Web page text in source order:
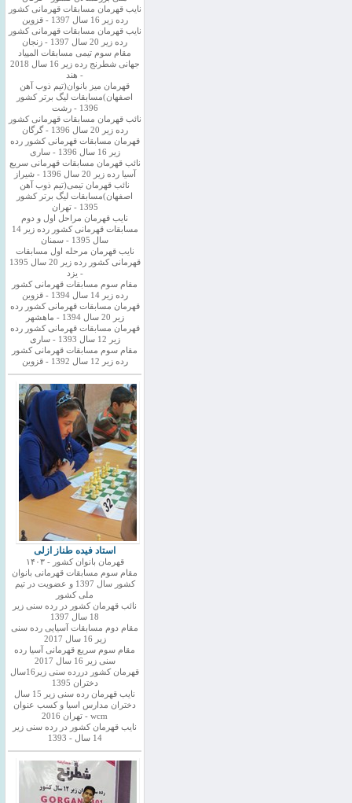
نایب قهرمان مسابقات قهرمانی کشور
رده زیر 16 سال 1397 - قزوین
نایب قهرمان مسابقات قهرمانی کشور
رده زیر 20 سال 1397 - زنجان
مقام سوم تیمی مسابقات المپیاد
جهانی شطرنج رده زیر 16 سال 2018
- هند
قهرمان میز بانوان(تیم ذوب آهن
اصفهان)مسابقات لیگ برتر کشور
1396 - رشت
نائب قهرمان مسابقات قهرمانی کشور
رده زیر 20 سال 1396 - گرگان
قهرمان مسابقات قهرمانی کشور رده
زیر 16 سال 1396 - ساری
نائب قهرمان مسابقات قهرمانی سریع
آسیا رده زیر 20 سال 1396 - شیراز
نائب قهرمان تیمی(تیم ذوب آهن
اصفهان)مسابقات لیگ برتر کشور
1395 - تهران
نایب قهرمان مراحل اول و دوم
مسابقات قهرمانی کشور رده زیر 14
سال 1395 - سمنان
نایب قهرمان مرحله اول مسابقات
قهرمانی کشور رده زیر 20 سال 1395
- یزد
مقام سوم مسابقات قهرمانی کشور
رده زیر 14 سال 1394 - قزوین
قهرمان مسابقات قهرمانی کشور رده
زیر 20 سال 1394 - ماهشهر
قهرمان مسابقات قهرمانی کشور رده
زیر 12 سال 1393 - ساری
مقام سوم مسابقات قهرمانی کشور
رده زیر 12 سال 1392 - قزوین
استاد فیده طناز ازلی
قهرمان بانوان کشور - ۱۴۰۳
مقام سوم مسابقات قهرمانی بانوان
کشور سال 1397 و عضویت در تیم
ملی کشور
نائب قهرمان کشور در رده سنی زیر
18 سال 1397
مقام دوم مسابقات آسیایی رده سنی
زیر 16 سال 2017
مقام سوم سریع قهرمانی آسیا رده
سنی زیر 16 سال 2017
قهرمان کشور دررده سنی زیر16سال
دختران 1395
نایب قهرمان رده سنی زیر 15 سال
دختران مدارس اسیا و کسب عنوان
wcm - تهران 2016
نایب قهرمان کشور در رده سنی زیر
14 سال - 1393